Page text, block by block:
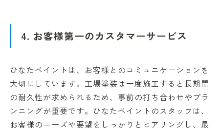
4. お客様第一のカスタマーサービス
ひなたペイントは、お客様とのコミュニケーションを
大切にしています。工場塗装は一度施工すると長期間
の耐久性が求められるため、事前の打ち合わせやプラ
ンニングが重要です。ひなたペイントのスタッフは、
お客様のニーズや要望をしっかりとヒアリングし、最